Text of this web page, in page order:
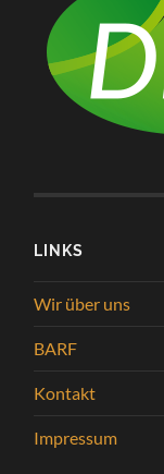
LINKS
Wir über uns
BARF
Kontakt
Impressum